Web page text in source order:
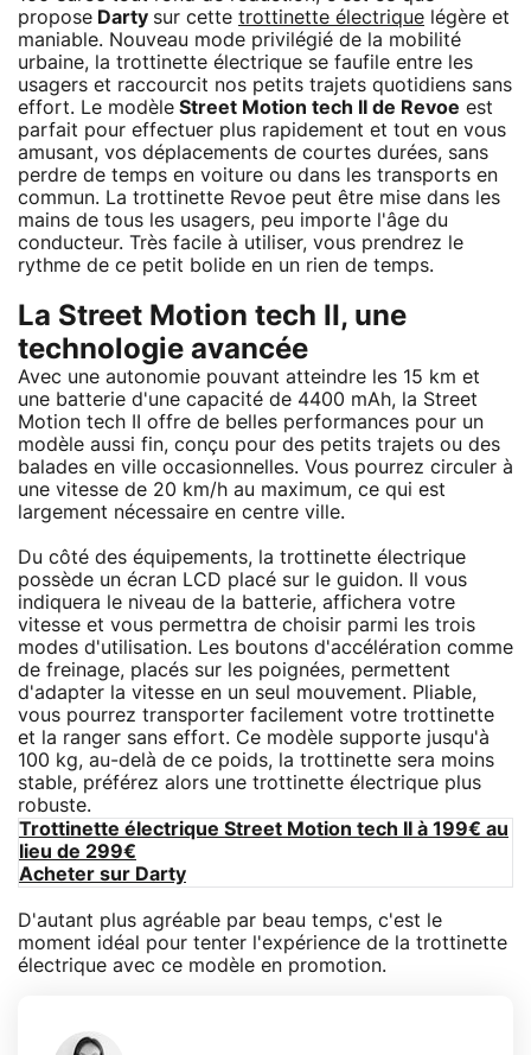
propose Darty sur cette trottinette électrique légère et
maniable. Nouveau mode privilégié de la mobilité
urbaine, la trottinette électrique se faufile entre les
usagers et raccourcit nos petits trajets quotidiens sans
effort. Le modèle Street Motion tech II de Revoe est
parfait pour effectuer plus rapidement et tout en vous
amusant, vos déplacements de courtes durées, sans
perdre de temps en voiture ou dans les transports en
commun. La trottinette Revoe peut être mise dans les
mains de tous les usagers, peu importe l'âge du
conducteur. Très facile à utiliser, vous prendrez le
rythme de ce petit bolide en un rien de temps.
La Street Motion tech II, une
technologie avancée
Avec une autonomie pouvant atteindre les 15 km et
une batterie d'une capacité de 4400 mAh, la Street
Motion tech II offre de belles performances pour un
modèle aussi fin, conçu pour des petits trajets ou des
balades en ville occasionnelles. Vous pourrez circuler à
une vitesse de 20 km/h au maximum, ce qui est
largement nécessaire en centre ville.
Du côté des équipements, la trottinette électrique
possède un écran LCD placé sur le guidon. Il vous
indiquera le niveau de la batterie, affichera votre
vitesse et vous permettra de choisir parmi les trois
modes d'utilisation. Les boutons d'accélération comme
de freinage, placés sur les poignées, permettent
d'adapter la vitesse en un seul mouvement. Pliable,
vous pourrez transporter facilement votre trottinette
et la ranger sans effort. Ce modèle supporte jusqu'à
100 kg, au-delà de ce poids, la trottinette sera moins
stable, préférez alors une trottinette électrique plus
robuste.
Trottinette électrique Street Motion tech II à 199€ au
lieu de 299€
Acheter sur Darty
D'autant plus agréable par beau temps, c'est le
moment idéal pour tenter l'expérience de la trottinette
électrique avec ce modèle en promotion.